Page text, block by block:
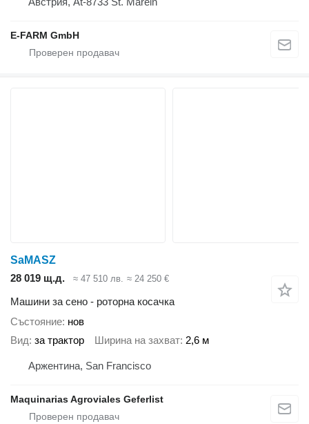
E-FARM GmbH
SaMASZ
28 019 щ.д.
≈ 47 510 лв. ≈ 24 250 €
Машини за сено - роторна косачка
Състояние нов
Вид за трактор Ширина на захват 2,6 м
Аржентина, San Francisco
Maquinarias Agroviales Geferlist